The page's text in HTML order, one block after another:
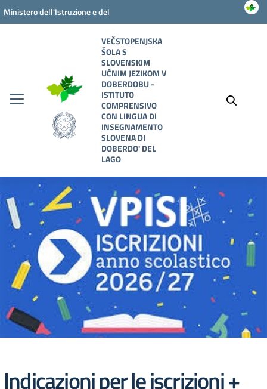
Vai ai contenuti
Vai al menu di navigazione
Vai al footer
Ministero dell'Istruzione e del
VEČSTOPENJSKA
ŠOLA S
SLOVENSKIM
UČNIM JEZIKOM V
DOBERDOBU -
ISTITUTO
COMPRENSIVO
CON LINGUA DI
INSEGNAMENTO
SLOVENA DI
DOBERDO' DEL
LAGO
Indicazioni per le iscrizioni +